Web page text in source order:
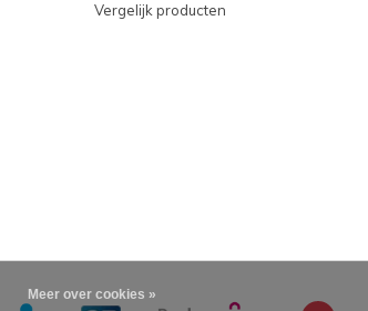
Vergelijk producten
Meer over cookies »